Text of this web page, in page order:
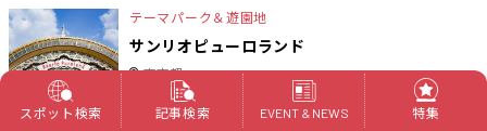
テーマパーク＆遊園地
サンリオピューロランド
東京都
スポット検索 記事検索 EVENT & NEWS 特集